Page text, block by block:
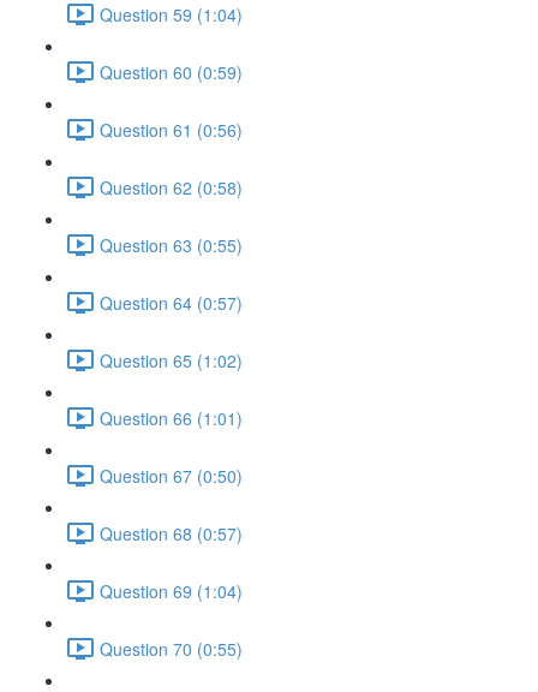
Question 59 (1:04)
Question 60 (0:59)
Question 61 (0:56)
Question 62 (0:58)
Question 63 (0:55)
Question 64 (0:57)
Question 65 (1:02)
Question 66 (1:01)
Question 67 (0:50)
Question 68 (0:57)
Question 69 (1:04)
Question 70 (0:55)